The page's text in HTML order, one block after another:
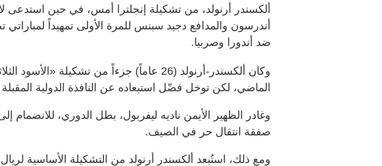
ألكسندر أرنولد، من تشكيلة إنجلترا أمس، في حين استدعى
ضد أندورا وصربيا.
وكان ألكسندر-أرنولد (26 عاماً) جزءاً من تشكيلة
الماضي، لكن توخل فضّل استبعاده عن النافذة الدولية
وغادر الظهير الأيمن ناديه ليفربول، بطل الدوري، للانضمام
صفقة انتقال حر في الصيف.
ومع ذلك، استُبعد ألكسندر أرنولد من التشكيلة الأساسية